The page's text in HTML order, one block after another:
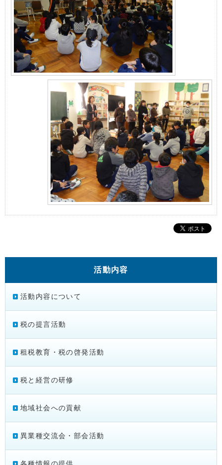
活動内容
活動内容について
税の提言活動
租税教育・税の啓発活動
税と経営の研修
地域社会への貢献
異業種交流会・部会活動
各種情報の提供